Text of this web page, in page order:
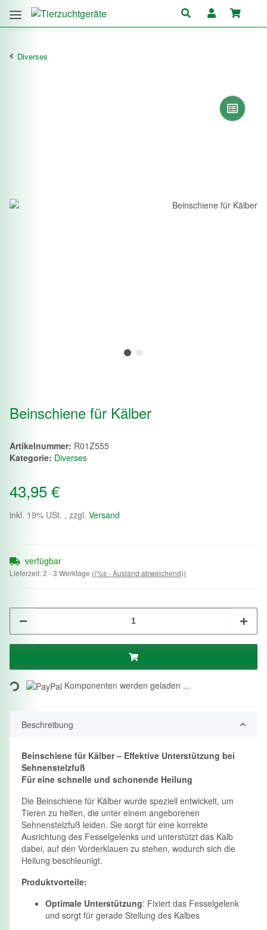
Diverses
Beinschiene für Kälber
Artikelnummer: R01Z555
Kategorie: Diverses
43,95 €
inkl. 19% USt. , zzgl. Versand
verfügbar
Lieferzeit:2 - 3 Werktage ((%s - Ausland abweichend))
Loading... Komponenten werden geladen ...
Beschreibung
Beinschiene für Kälber – Effektive Unterstützung bei
Sehnenstelzfuß
Für eine schnelle und schonende Heilung
Die Beinschiene für Kälber wurde speziell entwickelt, um
Tieren zu helfen, die unter einem angeborenen
Sehnenstelzfuß leiden. Sie sorgt für eine korrekte
Ausrichtung des Fesselgelenks und unterstützt das Kalb
dabei, auf den Vorderklauen zu stehen, wodurch sich die
Heilung beschleunigt.
Produktvorteile:
Optimale Unterstützung: Fixiert das Fesselgelenk
und sorgt für gerade Stellung des Kalbes